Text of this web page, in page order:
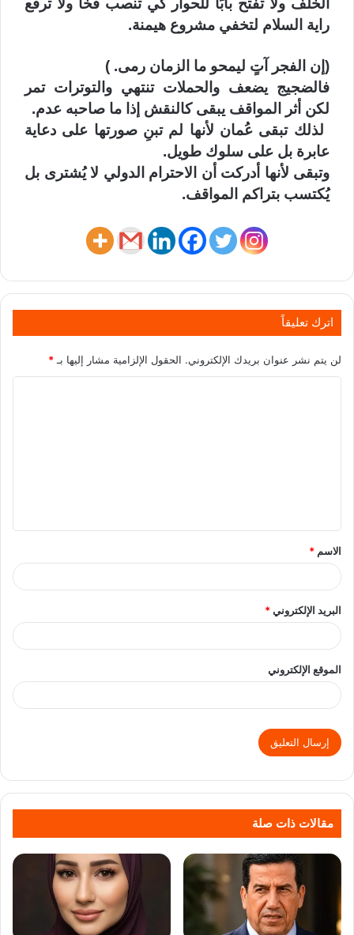
الخلف ولا تفتح بابًا للحوار كي تنصب فخًا ولا ترفع
راية السلام لتخفي مشروع هيمنة.
‏(إن الفجر آتٍ ليمحو ما الزمان رمى. )
‏فالضجيج يضعف والحملات تنتهي والتوترات تمر
لكن أثر المواقف يبقى كالنقش إذا ما صاحبه عدم.
‏ لذلك تبقى عُمان لأنها لم تبنِ صورتها على دعاية
عابرة بل على سلوك طويل.
‏وتبقى لأنها أدركت أن الاحترام الدولي لا يُشترى بل
يُكتسب بتراكم المواقف.
اترك تعليقاً
لن يتم نشر عنوان بريدك الإلكتروني. الحقول الإلزامية مشار إليها بـ*
الاسم *
البريد الإلكتروني*
الموقع الإلكتروني
مقالات ذات صلة